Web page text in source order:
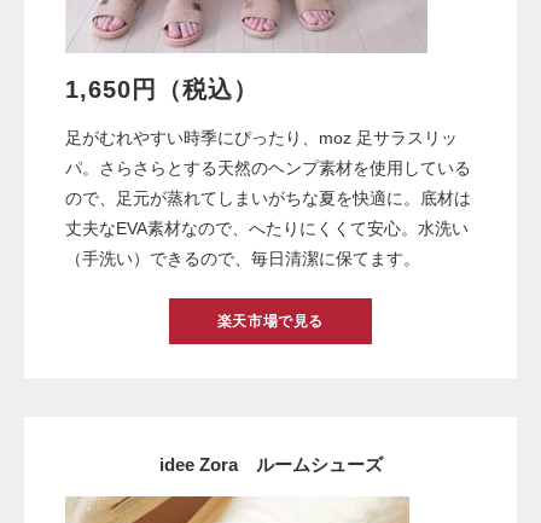
1,650円（税込）
足がむれやすい時季にぴったり、moz 足サラスリッ
パ。さらさらとする天然のヘンプ素材を使用している
ので、足元が蒸れてしまいがちな夏を快適に。底材は
丈夫なEVA素材なので、へたりにくくて安心。水洗い
（手洗い）できるので、毎日清潔に保てます。
楽天市場で見る
idee Zora ルームシューズ